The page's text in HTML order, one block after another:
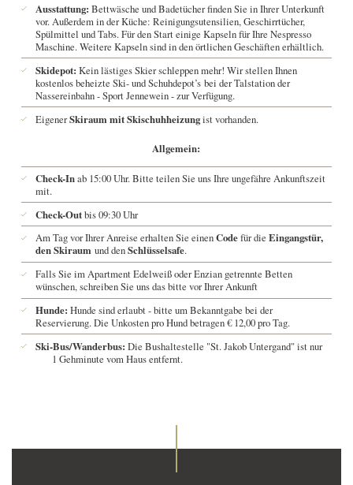
Ausstattung: Bettwäsche und Badetücher finden Sie in Ihrer Unterkunft
vor. Außerdem in der Küche: Reinigungsutensilien, Geschirrtücher,
Spülmittel und Tabs. Für den Start einige Kapseln für Ihre Nespresso
Maschine. Weitere Kapseln sind in den örtlichen Geschäften erhältlich.
Skidepot: Kein lästiges Skier schleppen mehr! Wir stellen Ihnen
kostenlos beheizte Ski- und Schuhdepot’s bei der Talstation der
Nassereinbahn - Sport Jennewein - zur Verfügung.
EigenerSkiraum mit Skischuhheizungist vorhanden.
Allgemein:
Check-Inab 15:00 Uhr. Bitte teilen Sie uns Ihre ungefähre Ankunftszeit
mit.
Check-Outbis 09:30 Uhr
Am Tag vor Ihrer Anreise erhalten Sie einenCodefür die Eingangstür,
den Skiraumund denSchlüsselsafe.
Falls Sie im Apartment Edelweiß oder Enzian getrennte Betten
wünschen, schreiben Sie uns das bitte vor Ihrer Ankunft
Hunde: Hunde sind erlaubt - bitte um Bekanntgabe bei der
Reservierung. Die Unkosten pro Hund betragen € 12,00 pro Tag.
Ski-Bus/Wanderbus: Die Bushaltestelle "St. Jakob Untergand" ist nur
1 Gehminute vom Haus entfernt.